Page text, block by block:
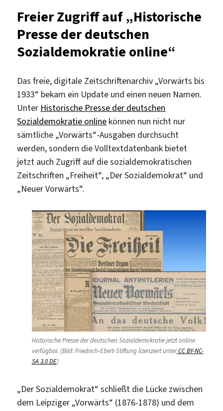
Periodicals
im
Test
Freier Zugriff auf „Historische
Presse der deutschen
Sozialdemokratie online“
Das freie, digitale Zeitschriftenarchiv „Vorwärts bis
1933“ bekam ein Update und einen neuen Namen.
Unter Historische Presse der deutschen
Sozialdemokratie online können nun nicht nur
sämtliche „Vorwärts“-Ausgaben durchsucht
werden, sondern die Volltextdatenbank bietet
jetzt auch Zugriff auf die sozialdemokratischen
Zeitschriften „Freiheit“, „Der Sozialdemokrat“ und
„Neuer Vorwärts“.
Historische Presse der deutschen Sozialdemokratie jetzt online
verfügbar. (Bild: Friedrich-Ebert-Stiftung lizenziert unterCC BY-NC-
SA 3.0 DE)
„Der Sozialdemokrat“ schließt die Lücke zwischen
dem Leipziger „Vorwärts“ (1876-1878) und dem